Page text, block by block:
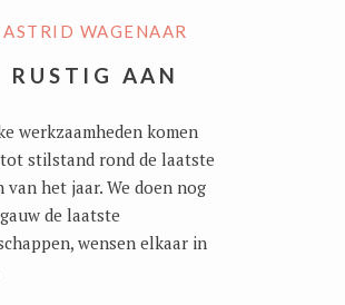
ASTRID WAGENAAR
RUSTIG AAN
werkzaamheden komen
stilstand rond de laatste
van het jaar. We doen nog
de laatste
wensen elkaar in